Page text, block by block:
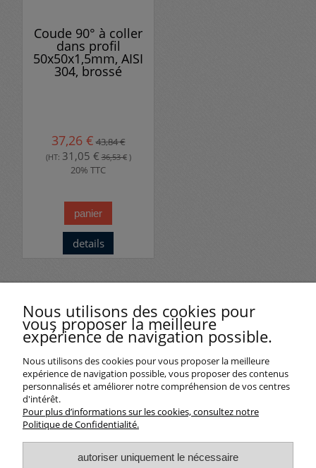
Coude 90° à coller
dans profil
50x50x1,5mm, AISI
304, brossé
37,26 €43,84 €
(HT: 31,05 € 36,53 €)
20% TTC
panier
details
Informations
Nous utilisons des cookies pour
vous proposer la meilleure
expérience de navigation possible.
Nous utilisons des cookies pour vous proposer la meilleure
expérience de navigation possible, vous proposer des contenus
personnalisés et améliorer notre compréhension de vos centres
d'intérêt.
Pour plus d’informations sur les cookies, consultez notre
Politique de Confidentialité.
autoriser uniquement le nécessaire